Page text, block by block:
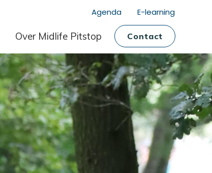
Agenda E-learning
Over Midlife Pitstop Contact